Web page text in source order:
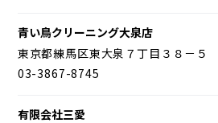
青い鳥クリーニング大泉店
東京都練馬区東大泉７丁目３８－５
03-3867-8745
有限会社三愛